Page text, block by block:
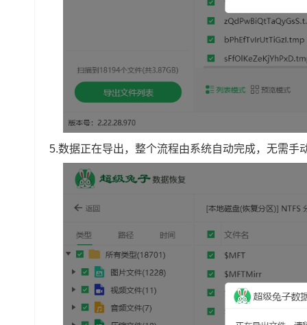
5.数据正在导出，整个流程由系统自动完成，无需手